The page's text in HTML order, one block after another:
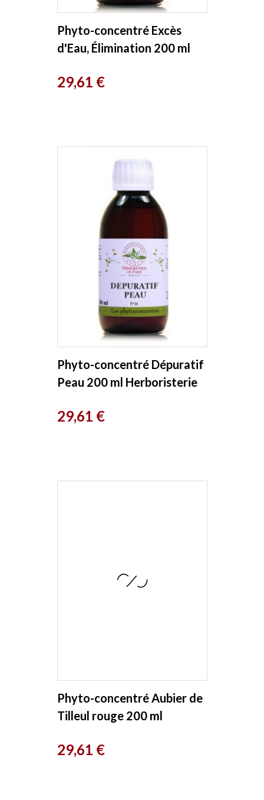
Phyto-concentré Excès
d'Eau, Élimination 200 ml
Prix
29,61 €
Phyto-concentré Dépuratif
Peau 200 ml Herboristerie
Prix
29,61 €
Phyto-concentré Aubier de
Tilleul rouge 200 ml
Prix
29,61 €